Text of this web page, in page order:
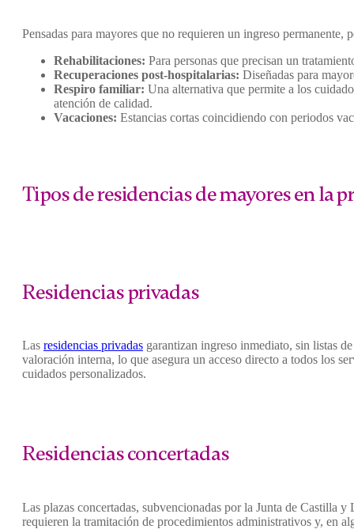
Pensadas para mayores que no requieren un ingreso
Rehabilitaciones: Para personas que precisan un
Recuperaciones post-hospitalarias: Diseñadas para
Respiro familiar: Una alternativa que permite a los
atención de calidad.
Vacaciones: Estancias cortas coincidiendo con periodos
Tipos de residencias de mayores en la
Residencias privadas
Las residencias privadas garantizan ingreso inmediato, sin listas
valoración interna, lo que asegura un acceso directo a todos los
cuidados personalizados.
Residencias concertadas
Las plazas concertadas, subvencionadas por la Junta de Castilla
requieren la tramitación de procedimientos administrativos y, en